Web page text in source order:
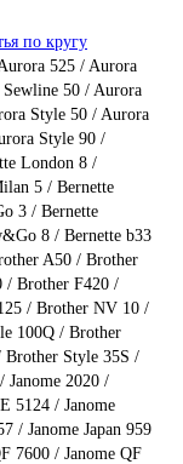
по кругу
525 / Aurora
50 / Aurora
Style 50 / Aurora
Style 90 /
London 8 /
5 / Bernette
3 / Bernette
8 / Bernette b33
A50 / Brother
/ Brother F420 /
/ Brother NV 10 /
100Q / Brother
Style 35S /
2020 /
5124 / Janome
/ Janome Japan 959
7600 / Janome QF